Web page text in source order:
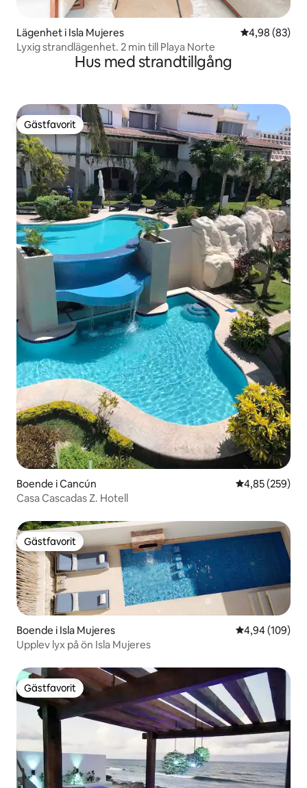
Lägenhet i Isla Mujeres 4,98 av 5 i
4,98 (83)
Lyxig strandlägenhet. 2 min till Playa Norte
Hus med strandtillgång
Gästfavorit
Gästfavorit
Boende i Cancún 4,85 av 5 i
4,85 (259)
Casa Cascadas Z. Hotell
Gästfavorit
Gästfavorit
Boende i Isla Mujeres 4,94 av 5 i
4,94 (109)
Upplev lyx på ön Isla Mujeres
Gästfavorit
Gästfavorit